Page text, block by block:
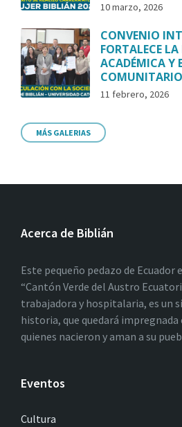
10 marzo, 2026
CONVENIO
FORTALECE
ACADÉMICA Y
11 febrero, 2026
MÁS GALERIAS
Acerca de Biblián
Este pequeño pedazo de Ecuador
“Cantón Verde del Austro
trabajadora y hospitalaria, es un
historia, que quedará impregnada
quienes nacieron y aman a su
Eventos
Cultura